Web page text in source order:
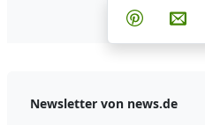
Teilen
Teilen
Newsletter von news.de